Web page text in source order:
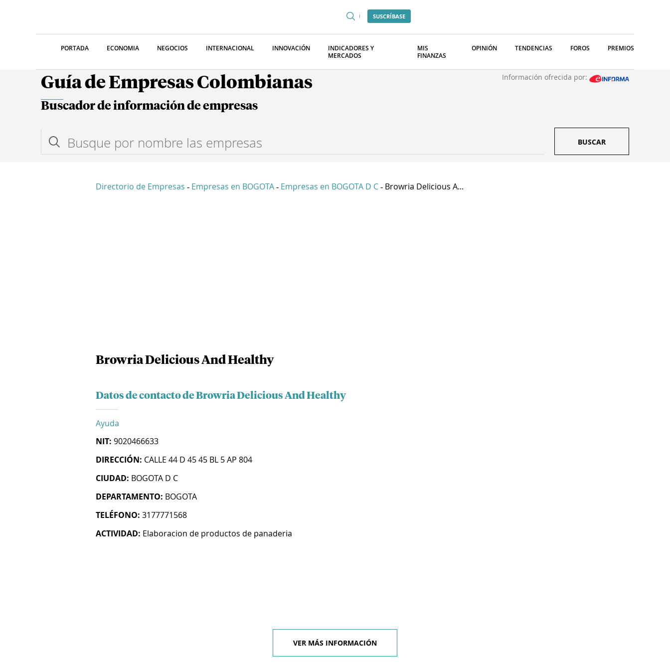
SUSCRÍBASE
PORTADA ECONOMIA NEGOCIOS INTERNACIONAL INNOVACIÓN
INDICADORES Y
MERCADOS
MIS
FINANZAS
OPINIÓN TENDENCIAS FOROS PREMIOS
Guía de Empresas Colombianas Información ofrecida por:
Buscador de información de empresas
BUSCAR
Directorio de Empresas - Empresas en BOGOTA - Empresas en BOGOTA D C - Browria Delicious A...
Browria Delicious And Healthy
Datos de contacto de Browria Delicious And Healthy
Ayuda
NIT: 9020466633
DIRECCIÓN: CALLE 44 D 45 45 BL 5 AP 804
CIUDAD: BOGOTA D C
DEPARTAMENTO: BOGOTA
TELÉFONO: 3177771568
ACTIVIDAD: Elaboracion de productos de panaderia
VER MÁS INFORMACIÓN